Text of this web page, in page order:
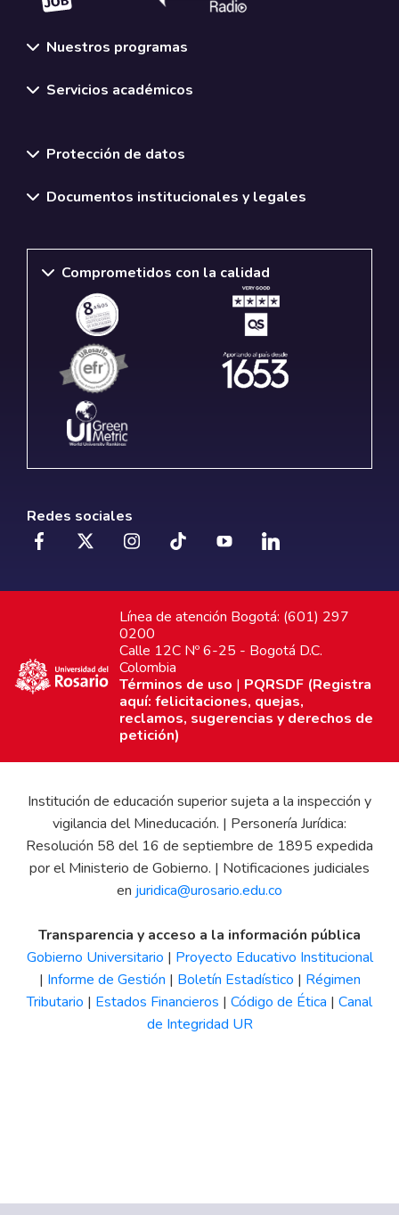
Nuestros programas
Servicios académicos
Protección de datos
Documentos institucionales y legales
Comprometidos con la calidad
Redes sociales
Línea de atención Bogotá: (601) 297
0200
Calle 12C Nº 6-25 - Bogotá D.C.
Colombia
Términos de uso | PQRSDF (Registra
aquí: felicitaciones, quejas,
reclamos, sugerencias y derechos de
petición)
Institución de educación superior sujeta a la inspección y
vigilancia del Mineducación. | Personería Jurídica:
Resolución 58 del 16 de septiembre de 1895 expedida
por el Ministerio de Gobierno. | Notificaciones judiciales
en juridica@urosario.edu.co
Transparencia y acceso a la información pública
Gobierno Universitario | Proyecto Educativo Institucional
| Informe de Gestión | Boletín Estadístico | Régimen
Tributario | Estados Financieros | Código de Ética | Canal
de Integridad UR